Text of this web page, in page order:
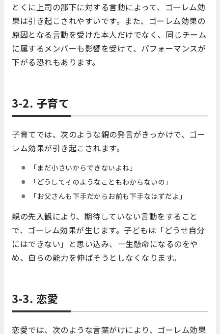
とくに上司の部下に対する言動によって、ゴーレム効
果は引き起こされやすいです。また、ゴーレム効果の
原因となる言動を受けた本人だけでなく、同じチーム
に属するメンバーも影響を受けて、パフォーマンスが
下がる恐れもあります。
3-2. 子育て
子育てでは、次のような親の発言がきっかけで、ゴー
レム効果が引き起こされます。
「まだ小さいからできないよね」
「どうしてそのようなこともわからないの」
「お父さんも下手だからお前も下手なはずだよ」
親の先入観により、期待していない言動をすること
で、ゴーレム効果が生じます。子どもは「どうせ自分
にはできない」と思い込み、一生懸命になるのをや
め、自らの能力を伸ばそうとしなくなります。
3-3. 恋愛
恋愛では、次のような言葉がけにより、ゴーレム効果